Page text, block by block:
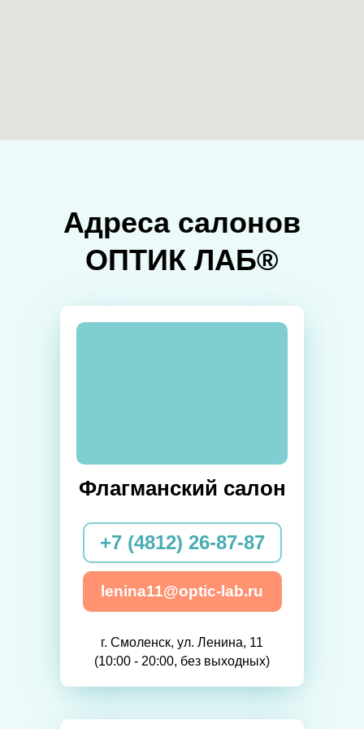
Адреса салонов
ОПТИК ЛАБ®
г. Смоленск, ул. Ленина, 11
(10:00 - 20:00, без выходных)
Флагманский салон
+7 (4812) 26-87-87
lenina11@optic-lab.ru